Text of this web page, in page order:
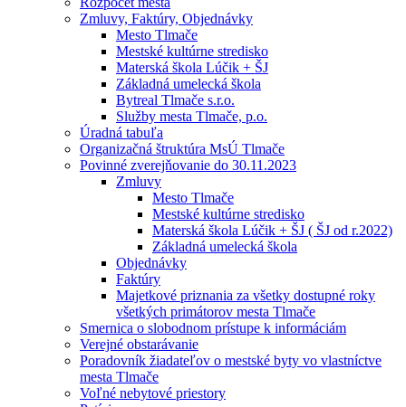
Zmluvy, Faktúry, Objednávky
Mesto Tlmače
Mestské kultúrne stredisko
Materská škola Lúčik + ŠJ
Základná umelecká škola
Bytreal Tlmače s.r.o.
Služby mesta Tlmače, p.o.
Úradná tabuľa
Organizačná štruktúra MsÚ Tlmače
Povinné zverejňovanie do 30.11.2023
Zmluvy
Mesto Tlmače
Mestské kultúrne stredisko
Materská škola Lúčik + ŠJ ( ŠJ od r.2022)
Základná umelecká škola
Objednávky
Faktúry
Majetkové priznania za všetky dostupné roky
všetkých primátorov mesta Tlmače
Smernica o slobodnom prístupe k informáciám
Verejné obstarávanie
Poradovník žiadateľov o mestské byty vo vlastníctve
mesta Tlmače
Voľné nebytové priestory